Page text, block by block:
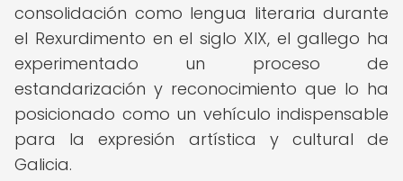
consolidación como lengua literaria durante
el Rexurdimento en el siglo XIX, el gallego ha
experimentado un proceso de
estandarización y reconocimiento que lo ha
posicionado como un vehículo indispensable
para la expresión artística y cultural de
Galicia.